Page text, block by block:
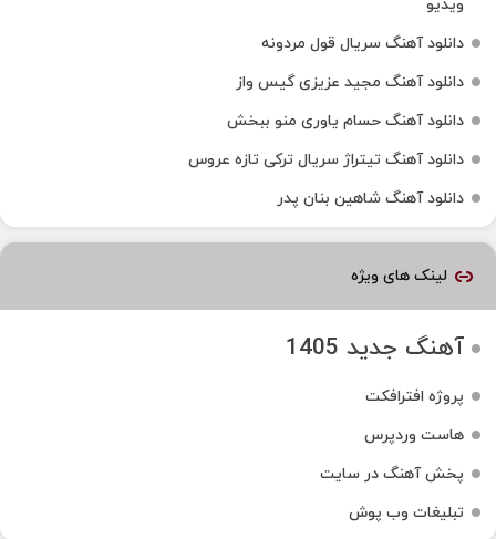
ویدیو
دانلود آهنگ سریال قول مردونه
دانلود آهنگ مجید عزیزی گیس واز
دانلود آهنگ حسام یاوری منو ببخش
دانلود آهنگ تیتراژ سریال ترکی تازه عروس
دانلود آهنگ شاهین بنان پدر
لینک های ویژه
آهنگ جدید 1405
پروژه افترافکت
هاست وردپرس
پخش آهنگ در سایت
تبلیغات وب پوش